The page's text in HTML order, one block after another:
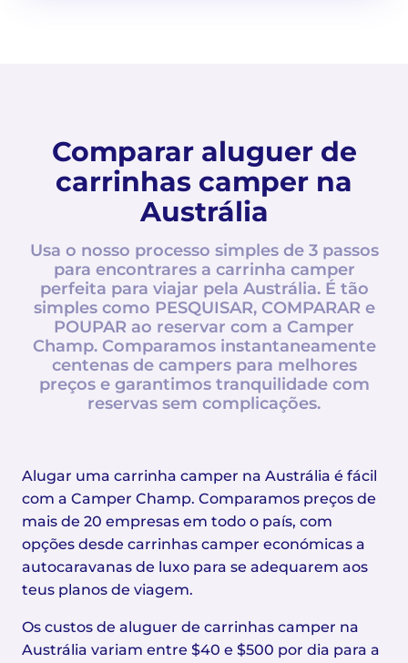
Comparar aluguer de
carrinhas camper na
Austrália
Usa o nosso processo simples de 3 passos
para encontrares a carrinha camper
perfeita para viajar pela Austrália. É tão
simples como PESQUISAR, COMPARAR e
POUPAR ao reservar com a Camper
Champ. Comparamos instantaneamente
centenas de campers para melhores
preços e garantimos tranquilidade com
reservas sem complicações.
Alugar uma carrinha camper na Austrália é fácil
com a Camper Champ. Comparamos preços de
mais de 20 empresas em todo o país, com
opções desde carrinhas camper económicas a
autocaravanas de luxo para se adequarem aos
teus planos de viagem.
Os custos de aluguer de carrinhas camper na
Austrália variam entre $40 e $500 por dia para a